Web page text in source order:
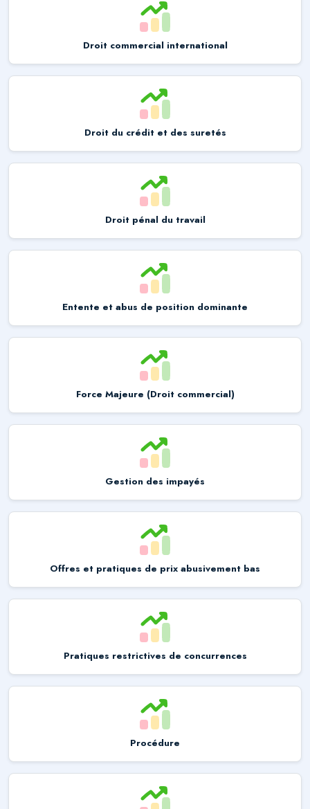
Droit commercial international
Droit du crédit et des suretés
Droit pénal du travail
Entente et abus de position dominante
Force Majeure (Droit commercial)
Gestion des impayés
Offres et pratiques de prix abusivement bas
Pratiques restrictives de concurrences
Procédure